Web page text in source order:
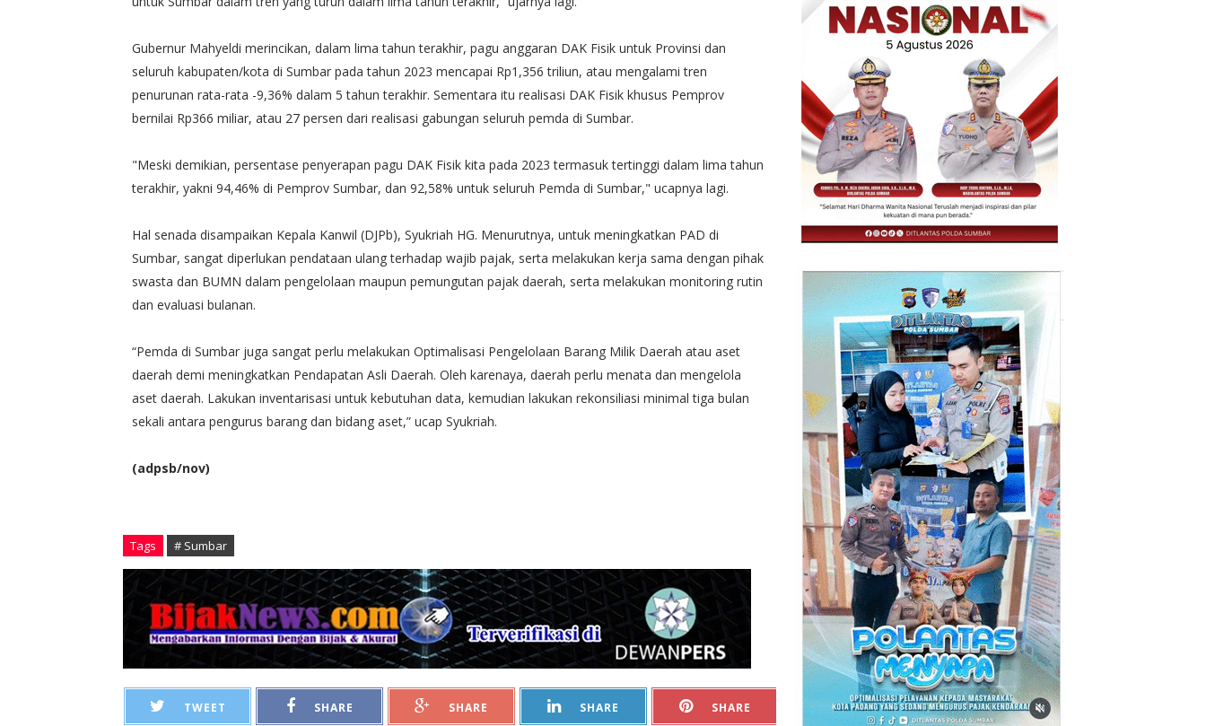
Gubernur Mahyeldi merincikan, dalam lima tahun terakhir, pagu anggaran DAK Fisik untuk Provinsi dan
seluruh kabupaten/kota di Sumbar pada tahun 2023 mencapai Rp1,356 triliun, atau mengalami tren
penurunan rata-rata -9,36% dalam 5 tahun terakhir. Sementara itu realisasi DAK Fisik khusus Pemprov
bernilai Rp366 miliar, atau 27 persen dari realisasi gabungan seluruh pemda di Sumbar.
"Meski demikian, persentase penyerapan pagu DAK Fisik kita pada 2023 termasuk tertinggi dalam lima tahun
terakhir, yakni 94,46% di Pemprov Sumbar, dan 92,58% untuk seluruh Pemda di Sumbar," ucapnya lagi.
Hal senada disampaikan Kepala Kanwil (DJPb), Syukriah HG. Menurutnya, untuk meningkatkan PAD di
Sumbar, sangat diperlukan pendataan ulang terhadap wajib pajak, serta melakukan kerja sama dengan pihak
swasta dan BUMN dalam pengelolaan maupun pemungutan pajak daerah, serta melakukan monitoring rutin
dan evaluasi bulanan.
“Pemda di Sumbar juga sangat perlu melakukan Optimalisasi Pengelolaan Barang Milik Daerah atau aset
daerah demi meningkatkan Pendapatan Asli Daerah. Oleh karenaya, daerah perlu menata dan mengelola
aset daerah. Lakukan inventarisasi untuk kebutuhan data, kemudian lakukan rekonsiliasi minimal tiga bulan
sekali antara pengurus barang dan bidang aset,” ucap Syukriah.
(adpsb/nov)
Tags # Sumbar
TWEET SHARE SHARE SHARE SHARE